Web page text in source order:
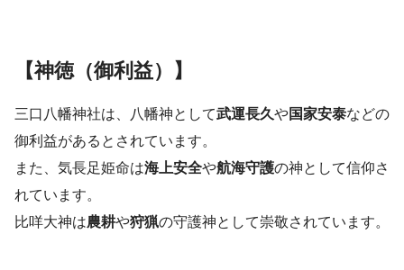
【神徳（御利益）】
三口八幡神社は、八幡神として武運長久や国家安泰などの
御利益があるとされています。
また、気長足姫命は海上安全や航海守護の神として信仰さ
れています。
比咩大神は農耕や狩猟の守護神として崇敬されています。